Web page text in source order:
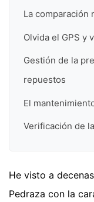
La comparación
Olvida el GPS y
Gestión de la
repuestos
El
Verificación de
He visto a
Pedraza con la